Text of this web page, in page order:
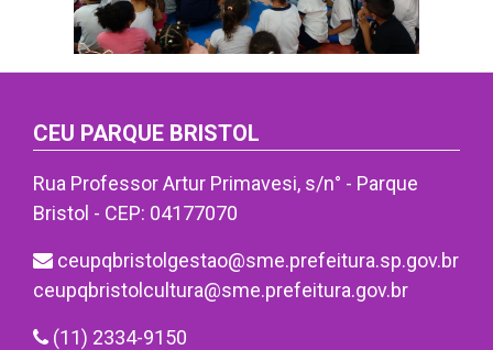
CEU PARQUE BRISTOL
Rua Professor Artur Primavesi, s/n° - Parque
Bristol - CEP: 04177070
ceupqbristolgestao@sme.prefeitura.sp.gov.br
ceupqbristolcultura@sme.prefeitura.gov.br
(11) 2334-9150